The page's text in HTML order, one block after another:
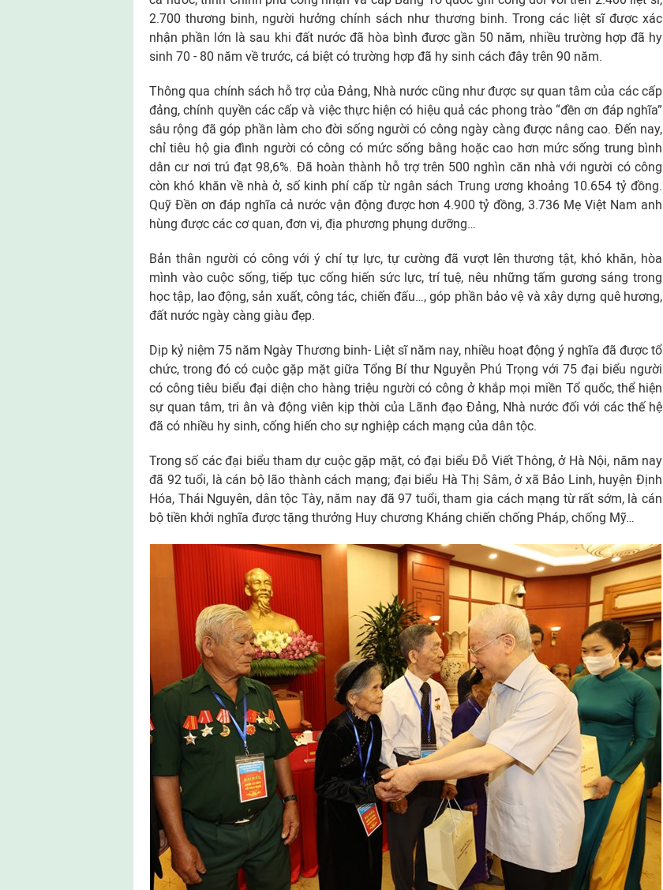
2.700 thương binh, người hưởng chính sách như thương binh. Trong các liệt sĩ được xác
nhận phần lớn là sau khi đất nước đã hòa bình được gần 50 năm, nhiều trường hợp đã hy
sinh 70 - 80 năm về trước, cá biệt có trường hợp đã hy sinh cách đây trên 90 năm.
Thông qua chính sách hỗ trợ của Đảng, Nhà nước cũng như được sự quan tâm của các cấp
đảng, chính quyền các cấp và việc thực hiện có hiệu quả các phong trào “đền ơn đáp nghĩa”
sâu rộng đã góp phần làm cho đời sống người có công ngày càng được nâng cao. Đến nay,
chỉ tiêu hộ gia đình người có công có mức sống bằng hoặc cao hơn mức sống trung bình
dân cư nơi trú đạt 98,6%. Đã hoàn thành hỗ trợ trên 500 nghìn căn nhà với người có công
còn khó khăn về nhà ở, số kinh phí cấp từ ngân sách Trung ương khoảng 10.654 tỷ đồng.
Quỹ Đền ơn đáp nghĩa cả nước vận động được hơn 4.900 tỷ đồng, 3.736 Mẹ Việt Nam anh
hùng được các cơ quan, đơn vị, địa phương phụng dưỡng…
Bản thân người có công với ý chí tự lực, tự cường đã vượt lên thương tật, khó khăn, hòa
mình vào cuộc sống, tiếp tục cống hiến sức lực, trí tuệ, nêu những tấm gương sáng trong
học tập, lao động, sản xuất, công tác, chiến đấu…, góp phần bảo vệ và xây dựng quê hương,
đất nước ngày càng giàu đẹp.
Dịp kỷ niệm 75 năm Ngày Thương binh- Liệt sĩ năm nay, nhiều hoạt động ý nghĩa đã được tổ
chức, trong đó có cuộc gặp mặt giữa Tổng Bí thư Nguyễn Phú Trọng với 75 đại biểu người
có công tiêu biểu đại diện cho hàng triệu người có công ở khắp mọi miền Tổ quốc, thể hiện
sự quan tâm, tri ân và động viên kịp thời của Lãnh đạo Đảng, Nhà nước đối với các thế hệ
đã có nhiều hy sinh, cống hiến cho sự nghiệp cách mạng của dân tộc.
Trong số các đại biểu tham dự cuộc gặp mặt, có đại biểu Đỗ Viết Thông, ở Hà Nội, năm nay
đã 92 tuổi, là cán bộ lão thành cách mạng; đại biểu Hà Thị Sâm, ở xã Bảo Linh, huyện Định
Hóa, Thái Nguyên, dân tộc Tày, năm nay đã 97 tuổi, tham gia cách mạng từ rất sớm, là cán
bộ tiền khởi nghĩa được tặng thưởng Huy chương Kháng chiến chống Pháp, chống Mỹ…